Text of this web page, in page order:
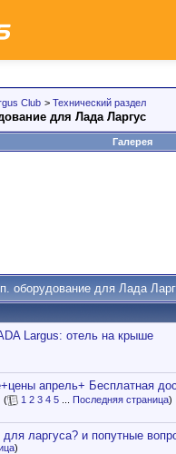
Club > Технический раздел
для Лада Ларгус
Галерея
оборудование для Лада
Largus: отель на крыше
апрель+ Бесплатная
( 1 2 3 4 5 Последняя страница)
ларгуса? и попутные
)